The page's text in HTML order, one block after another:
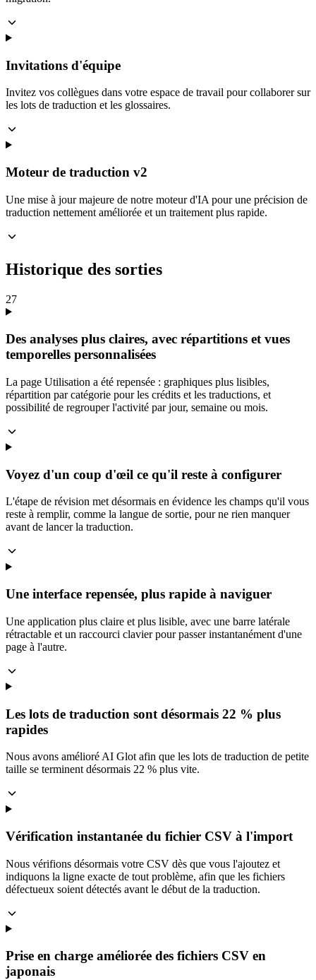
Invitations d'équipe
Invitez vos collègues dans votre espace de travail pour collaborer sur
les lots de traduction et les glossaires.
Moteur de traduction v2
Une mise à jour majeure de notre moteur d'IA pour une précision de
traduction nettement améliorée et un traitement plus rapide.
Historique des sorties
27
Des analyses plus claires, avec répartitions et vues
temporelles personnalisées
La page Utilisation a été repensée : graphiques plus lisibles,
répartition par catégorie pour les crédits et les traductions, et
possibilité de regrouper l'activité par jour, semaine ou mois.
Voyez d'un coup d'œil ce qu'il reste à configurer
L'étape de révision met désormais en évidence les champs qu'il vous
reste à remplir, comme la langue de sortie, pour ne rien manquer
avant de lancer la traduction.
Une interface repensée, plus rapide à naviguer
Une application plus claire et plus lisible, avec une barre latérale
rétractable et un raccourci clavier pour passer instantanément d'une
page à l'autre.
Les lots de traduction sont désormais 22 % plus
rapides
Nous avons amélioré AI Glot afin que les lots de traduction de petite
taille se terminent désormais 22 % plus vite.
Vérification instantanée du fichier CSV à l'import
Nous vérifions désormais votre CSV dès que vous l'ajoutez et
indiquons la ligne exacte de tout problème, afin que les fichiers
défectueux soient détectés avant le début de la traduction.
Prise en charge améliorée des fichiers CSV en
japonais